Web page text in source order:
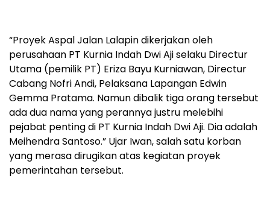
“Proyek Aspal Jalan Lalapin dikerjakan oleh
perusahaan PT Kurnia Indah Dwi Aji selaku Directur
Utama (pemilik PT) Eriza Bayu Kurniawan, Directur
Cabang Nofri Andi, Pelaksana Lapangan Edwin
Gemma Pratama. Namun dibalik tiga orang tersebut
ada dua nama yang perannya justru melebihi
pejabat penting di PT Kurnia Indah Dwi Aji. Dia adalah
Meihendra Santoso.” Ujar Iwan, salah satu korban
yang merasa dirugikan atas kegiatan proyek
pemerintahan tersebut.